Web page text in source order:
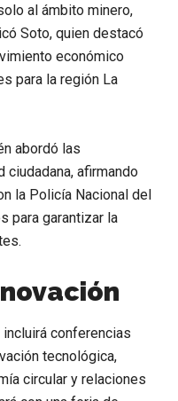
al ámbito minero,
Soto, quien destacó
económico
para la región La
abordó las
afirmando
la Policía Nacional del
para garantizar la
conferencias
tecnológica,
circular y relaciones